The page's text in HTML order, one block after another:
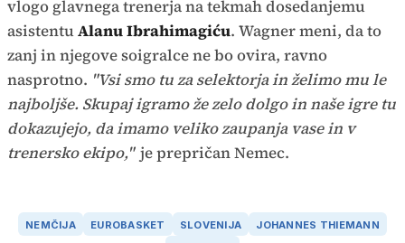
vlogo glavnega trenerja na tekmah dosedanjemu
asistentuAlanu Ibrahimagiću. Wagner meni, da to
zanj in njegove soigralce ne bo ovira, ravno
nasprotno. "Vsi smo tu za selektorja in želimo mu le
najboljše. Skupaj igramo že zelo dolgo in naše igre tu
dokazujejo, da imamo veliko zaupanja vase in v
trenersko ekipo," je prepričan Nemec.
NEMČIJA EUROBASKET SLOVENIJA
JOHANNES THIEMANN